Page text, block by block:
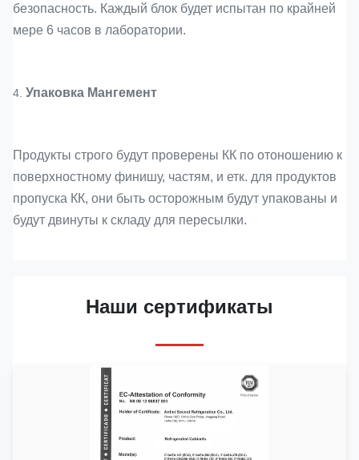
безопасность. Каждый блок будет испытан по крайней
мере 6 часов в лаборатории.
4. Упаковка Мангемент
Продукты строго будут проверены КК по отоношению к
поверхностному финишу, частям, и етк. для продуктов
пропуска КК, они быть осторожным будут упакованы и
будут двинуты к складу для пересылки.
Наши сертификаты